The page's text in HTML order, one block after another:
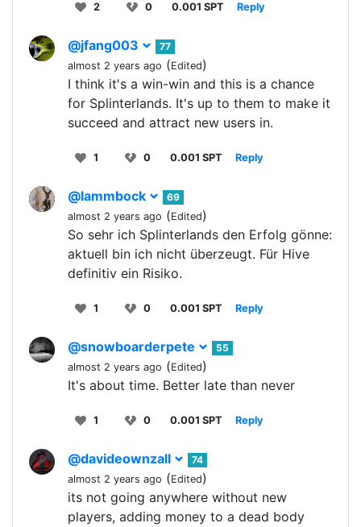
2 0 0.001 SPT Reply
@jfang003
77
almost 2 years ago (Edited)
I think it's a win-win and this is a chance
for Splinterlands. It's up to them to make it
succeed and attract new users in.
1 0 0.001 SPT Reply
@lammbock
69
almost 2 years ago (Edited)
So sehr ich Splinterlands den Erfolg gönne:
aktuell bin ich nicht überzeugt. Für Hive
definitiv ein Risiko.
1 0 0.001 SPT Reply
@snowboarderpete
55
almost 2 years ago (Edited)
It's about time. Better late than never
1 0 0.001 SPT Reply
@davideownzall
74
almost 2 years ago (Edited)
its not going anywhere without new
players, adding money to a dead body